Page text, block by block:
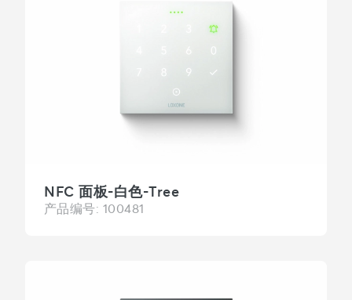
NFC 面板-白色-Tree
产品编号: 100481